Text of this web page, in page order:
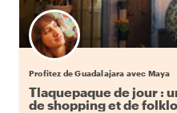
Profitez de Guadalajara avec Maya
Tlaquepaque de jour :
de shopping et de